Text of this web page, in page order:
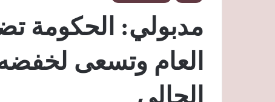
مدبولي: الحكومة
العام وتسعى لخفضه
الحالي